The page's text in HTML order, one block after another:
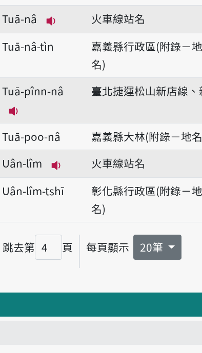
Tuā-nâ
播放音讀Tuā-nâ
火車線站名
Tuā-nâ-tìn
嘉義縣行政區(附錄－
名)
Tuā-pînn-nâ
播放音讀Tuā-pînn-nâ
臺北捷運松山新店線
Tuā-poo-nâ
嘉義縣大林(附錄－地
Uân-lîm
播放音讀Uân-lîm
火車線站名
Uân-lîm-tshī
彰化縣行政區(附錄－
名)
跳去第
頁碼
頁 每頁顯示 20筆